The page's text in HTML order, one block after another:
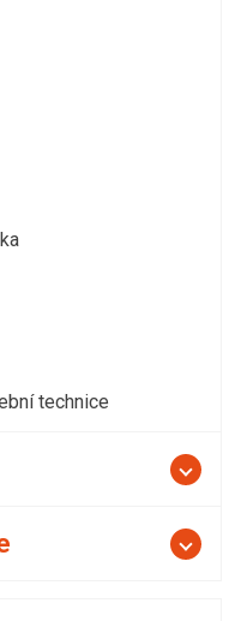
technice